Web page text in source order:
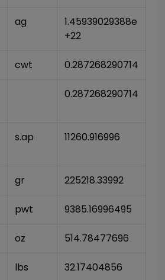
ag
1.45939029388e
+22
cwt 0.287268290714
0.287268290714
s.ap 11260.916996
gr 225218.33992
pwt 9385.16996495
oz 514.78477696
lbs 32.17404856